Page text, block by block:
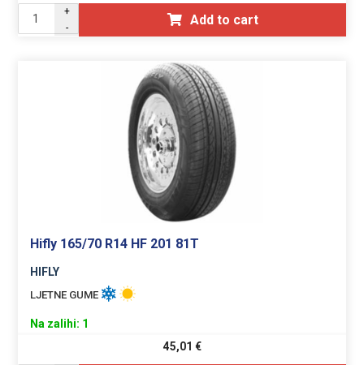
+
-
Add to cart
Hifly 165/70 R14 HF 201 81T
HIFLY
LJETNE GUME
Na zalihi: 1
45,01 €